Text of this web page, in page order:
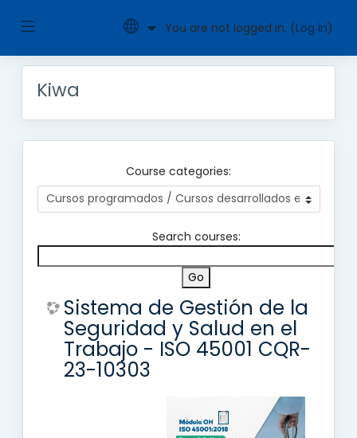
to
content
Side
panel
You are not logged in. (Log in)
Kiwa
Course categories:
Sistema de Gestión de la
Seguridad y Salud en el
Trabajo - ISO 45001 CQR-
23-10303